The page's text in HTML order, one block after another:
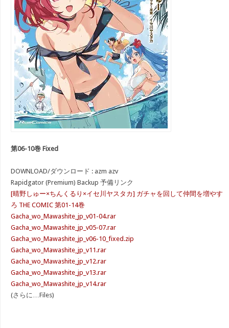
第06-10巻 Fixed
DOWNLOAD/ダウンロード : azm azv
Rapidgator (Premium) Backup 予備リンク
[晴野しゅー×ちんくるり×イセ川ヤスタカ] ガチャを回して仲間を増や
ろ THE COMIC 第01-14巻
Gacha_wo_Mawashite_jp_v01-04.rar
Gacha_wo_Mawashite_jp_v05-07.rar
Gacha_wo_Mawashite_jp_v06-10_fixed.zip
Gacha_wo_Mawashite_jp_v11.rar
Gacha_wo_Mawashite_jp_v12.rar
Gacha_wo_Mawashite_jp_v13.rar
Gacha_wo_Mawashite_jp_v14.rar
(さらに…Files)